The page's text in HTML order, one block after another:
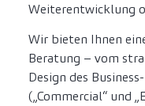
Weiterentwicklung
Wir bieten Ihnen
Beratung – vom
Design des
(„Commercial“ und